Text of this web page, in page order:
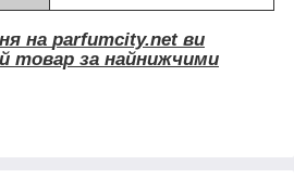
на parfumcity.net ви
товар за найнижчими